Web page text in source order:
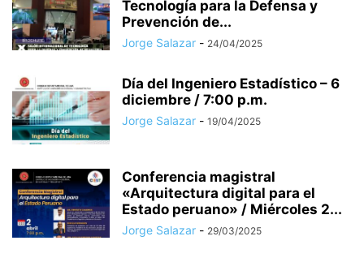
Tecnología para la Defensa y
Prevención de...
Jorge Salazar - 24/04/2025
Día del Ingeniero Estadístico – 6
diciembre / 7:00 p.m.
Jorge Salazar - 19/04/2025
Conferencia magistral
«Arquitectura digital para el
Estado peruano» / Miércoles 2...
Jorge Salazar - 29/03/2025